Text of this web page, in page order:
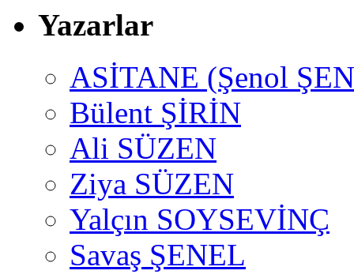
Yazarlar
ASİTANE (Şenol
Bülent ŞİRİN
Ali SÜZEN
Ziya SÜZEN
Yalçın SOYSEVİNÇ
Savaş ŞENEL